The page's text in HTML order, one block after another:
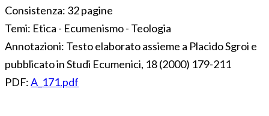
Consistenza: 32 pagine
Temi: Etica - Ecumenismo - Teologia
Annotazioni: Testo elaborato assieme a Placido Sgroi e
pubblicato in Studi Ecumenici, 18 (2000) 179-211
PDF:A_171.pdf